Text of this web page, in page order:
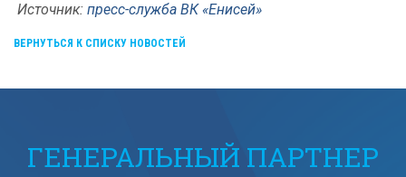
Источник: пресс-служба ВК «Енисей»
ВЕРНУТЬСЯ К СПИСКУ НОВОСТЕЙ
ГЕНЕРАЛЬНЫЙ ПАРТНЕР